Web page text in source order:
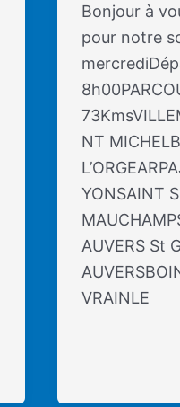
Bonjour à
pour notre
NT
YONSAINT
AUVERS St
VRAINLE